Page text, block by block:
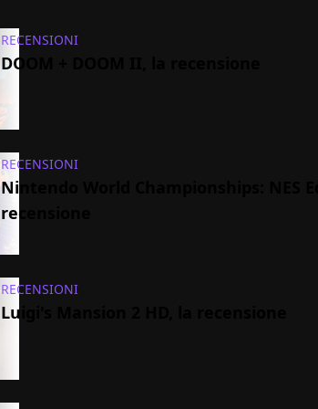
RECENSIONI
DOOM + DOOM II, la recensione
RECENSIONI
Nintendo World Championships: NES
recensione
RECENSIONI
Luigi's Mansion 2 HD, la recensione